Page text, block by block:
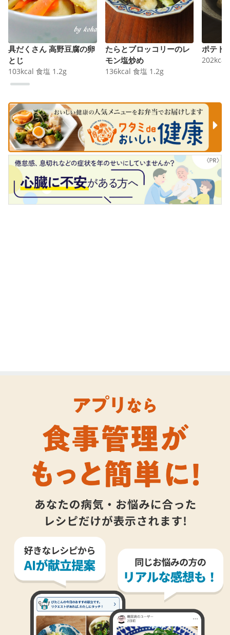
具だくさん 高野豆腐の卵
とじ
103kcal 食塩 1.2g
たらとブロッコリーのレ
モン塩炒め
136kcal 食塩 1.2g
ポテト
202kcal